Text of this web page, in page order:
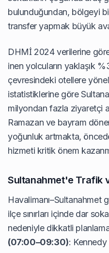
bulunduğundan, bölgeyi
transfer yapmak büyük
DHMİ2024 verilerine
inen yolcuların yaklaşık
çevresindeki otellere
istatistiklerine göre
milyondan fazla ziyaretçi
Ramazan ve bayram
yoğunluk artmakta,
hizmeti kritik önem
Sultanahmet'e Trafik
Havalimanı–Sultanahmet
ilçe sınırları içinde dar
nedeniyle dikkatli
(07:00–09:30):